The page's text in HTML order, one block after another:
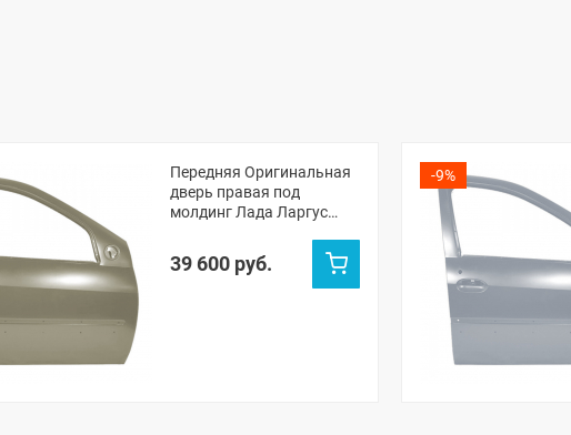
Передняя Оригинальная
дверь правая под
молдинг Лада Ларгус
39 600 руб.
-9%